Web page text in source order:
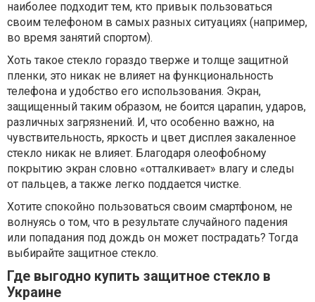
наиболее подходит тем, кто привык пользоваться
своим телефоном в самых разных ситуациях (например,
во время занятий спортом).
Хоть такое стекло гораздо тверже и толще защитной
пленки, это никак не влияет на функциональность
телефона и удобство его использования. Экран,
защищенный таким образом, не боится царапин, ударов,
различных загрязнений. И, что особенно важно, на
чувствительность, яркость и цвет дисплея закаленное
стекло никак не влияет. Благодаря олеофобному
покрытию экран словно «отталкивает» влагу и следы
от пальцев, а также легко поддается чистке.
Хотите спокойно пользоваться своим смартфоном, не
волнуясь о том, что в результате случайного падения
или попадания под дождь он может пострадать? Тогда
выбирайте защитное стекло.
Где выгодно купить защитное стекло в
Украине